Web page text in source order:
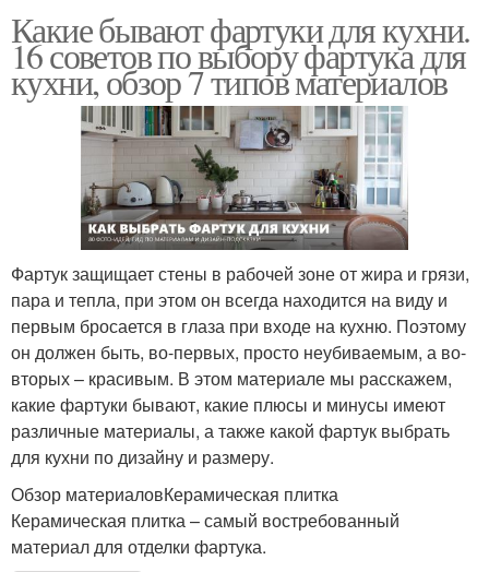
Какие бывают фартуки для кухни.
16 советов по выбору фартука для
кухни, обзор 7 типов материалов
Фартук защищает стены в рабочей зоне от жира и грязи,
пара и тепла, при этом он всегда находится на виду и
первым бросается в глаза при входе на кухню. Поэтому
он должен быть, во-первых, просто неубиваемым, а во-
вторых – красивым. В этом материале мы расскажем,
какие фартуки бывают, какие плюсы и минусы имеют
различные материалы, а также какой фартук выбрать
для кухни по дизайну и размеру.
Обзор материаловКерамическая плитка
Керамическая плитка – самый востребованный
материал для отделки фартука.